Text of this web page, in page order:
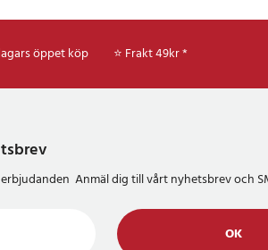
öppet köp ⭐ Frakt 49kr *
Anmäl dig till vårt nyhetsbrev och
OK